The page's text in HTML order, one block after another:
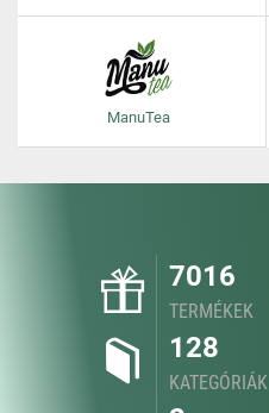
ManuTea
7016
TERMÉKEK
128
KATEGÓRIÁK